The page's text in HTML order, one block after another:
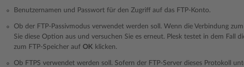
Benutzernamen und Passwort für den Zugriff auf das FTP-Konto.
Ob der FTP-Passivmodus verwendet werden soll. Wenn die Verbindung
Sie diese Option aus und versuchen Sie es erneut. Plesk testet in dem Fall
zum FTP-Speicher auf OK klicken.
Ob FTPS verwendet werden soll. Sofern der FTP-Server dieses Protokoll